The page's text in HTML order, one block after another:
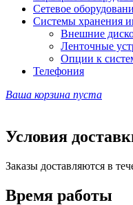
Сетевое
Системы хранения
Внешние
Ленточные
Опции к
Телефония
Ваша корзина пуста
Условия
Заказы доставляются в
Время работы